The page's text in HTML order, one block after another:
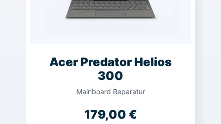
Acer Predator Helios
300
Mainboard Reparatur
179,00 €